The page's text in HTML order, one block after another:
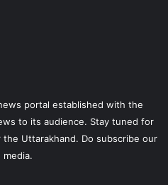
portal established with the
to its audience. Stay tuned for
Uttarakhand. Do subscribe our